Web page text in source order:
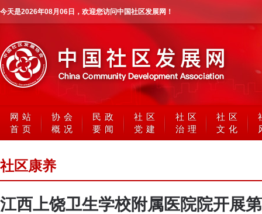
今天是2026年08月06日 ，欢迎您访问中国社区发展网！
网站
首页
协会
概况
民政
要闻
社区
党建
社区
治理
社区
文化
社区康养
江西上饶卫生学校附属医院院开展